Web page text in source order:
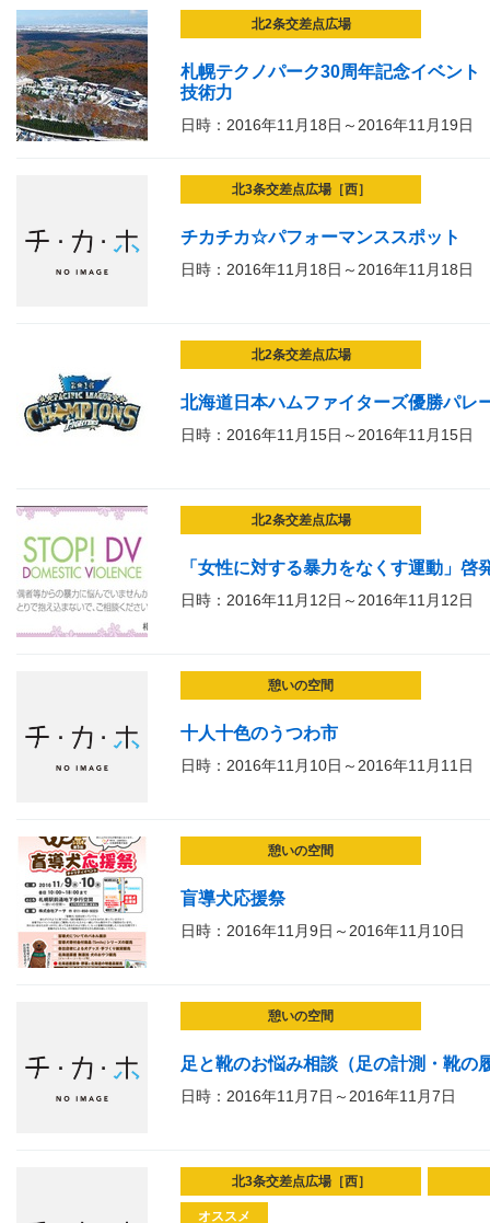
北2条交差点広場
札幌テクノパーク30周年記念イベント
技術力
日時：2016年11月18日～2016年11月19日
北3条交差点広場［西］
チカチカ☆パフォーマンススポット
日時：2016年11月18日～2016年11月18日
北2条交差点広場
北海道日本ハムファイターズ優勝パ
日時：2016年11月15日～2016年11月15日
北2条交差点広場
「女性に対する暴力をなくす運動」啓
日時：2016年11月12日～2016年11月12日
憩いの空間
十人十色のうつわ市
日時：2016年11月10日～2016年11月11日
憩いの空間
盲導犬応援祭
日時：2016年11月9日～2016年11月10日
憩いの空間
足と靴のお悩み相談（足の計測・靴の
日時：2016年11月7日～2016年11月7日
北3条交差点広場［西］
オススメ